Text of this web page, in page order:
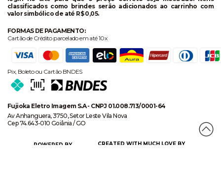
classificados como brindes serão adicionados ao carrinho com
valor simbólico de até R$ 0,05.
FORMAS DE PAGAMENTO:
Cartão de Crédito parcelado em até 10x
Pix, Boleto ou Cartão BNDES
Fujioka Eletro Imagem S.A - CNPJ 01.008.713/0001-64
Av Anhanguera, 3750, Setor Leste Vila Nova
Cep 74.643-010 Goiânia / GO
POWERED BY CREATED WITH MUCH LOVE BY